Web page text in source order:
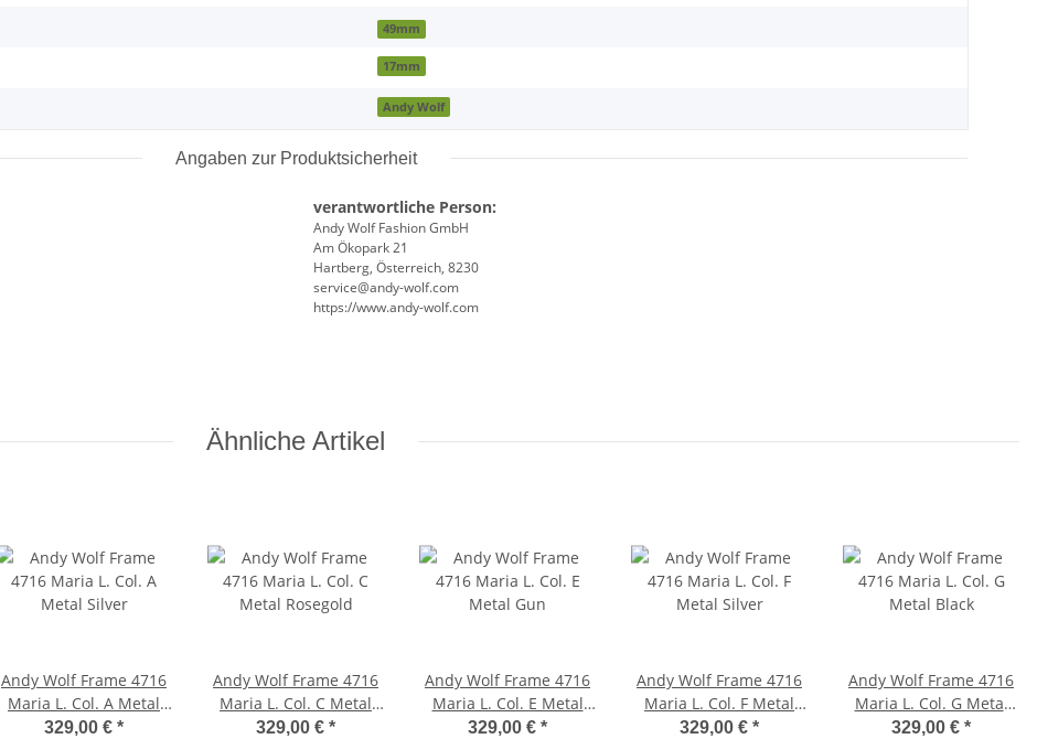
49mm
17mm
Andy Wolf
Angaben zur Produktsicherheit
verantwortliche Person:
Andy Wolf Fashion GmbH
Am Ökopark 21
Hartberg, Österreich, 8230
service@andy-wolf.com
https://www.andy-wolf.com
Ähnliche Artikel
Andy Wolf Frame 4716
Maria L. Col. A Metal
Silver
329,00 € *
Andy Wolf Frame 4716
Maria L. Col. C Metal
Rosegold
329,00 € *
Andy Wolf Frame 4716
Maria L. Col. E Metal
Gun
329,00 € *
Andy Wolf Frame 4716
Maria L. Col. F Metal
Silver
329,00 € *
Andy Wolf Frame 4716
Maria L. Col. G Metal
Black
329,00 € *